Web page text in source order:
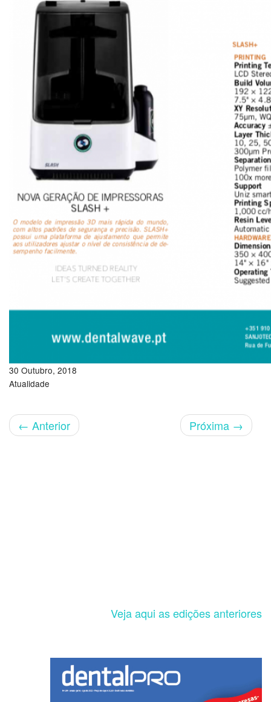
30 Outubro, 2018
Atualidade
← Anterior Próxima →
Veja aqui as edições anteriores